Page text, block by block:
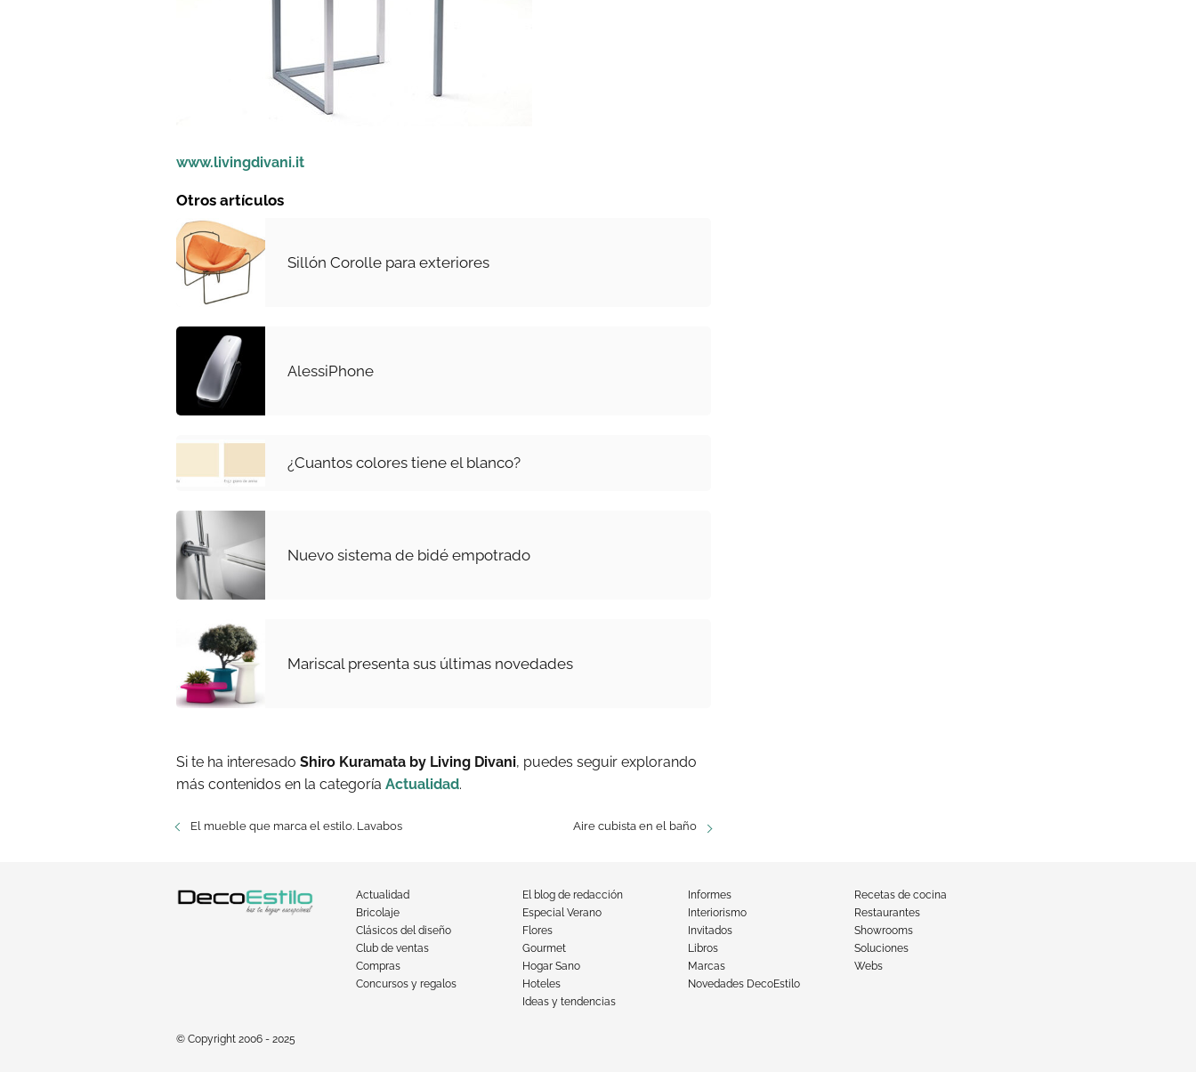
www.livingdivani.it
Otros artículos
Sillón Corolle para exteriores
AlessiPhone
¿Cuantos colores tiene el blanco?
Nuevo sistema de bidé empotrado
Mariscal presenta sus últimas novedades
Si te ha interesado Shiro Kuramata by Living Divani, puedes seguir explorando
más contenidos en la categoría Actualidad.
El mueble que marca el estilo. Lavabos Aire cubista en el baño
Actualidad
Bricolaje
Clásicos del diseño
Club de ventas
Compras
Concursos y regalos
El blog de redacción
Especial Verano
Flores
Gourmet
Hogar Sano
Hoteles
Ideas y tendencias
Informes
Interiorismo
Invitados
Libros
Marcas
Novedades DecoEstilo
Recetas de cocina
Restaurantes
Showrooms
Soluciones
Webs
© Copyright 2006 - 2025